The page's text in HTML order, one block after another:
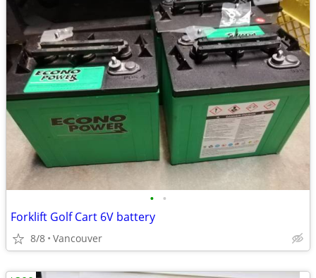
• •
Forklift Golf Cart 6V battery
8/8 Vancouver